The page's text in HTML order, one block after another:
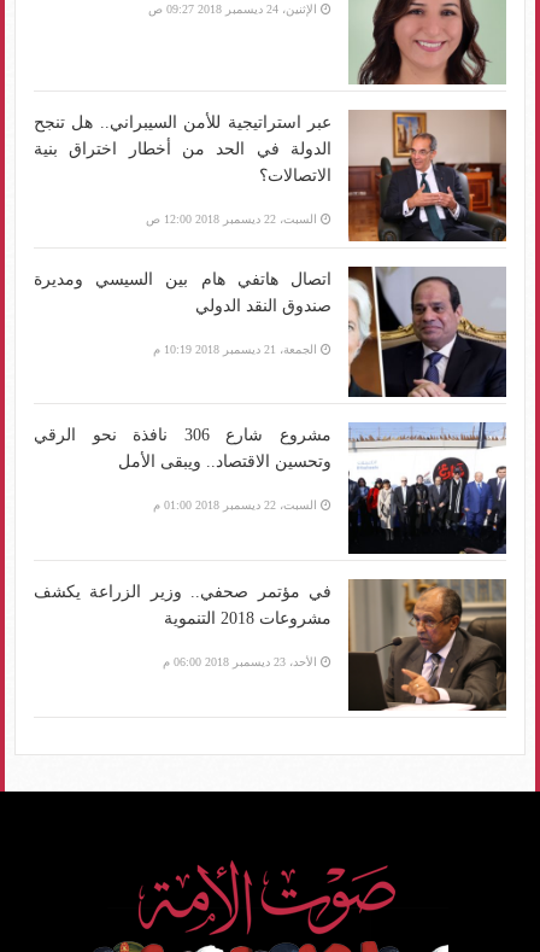
الإثنين، 24 ديسمبر 2018 09:27 ص
عبر استراتيجية للأمن السيبراني.. هل تنجح
الدولة في الحد من أخطار اختراق بنية
الاتصالات؟
السبت، 22 ديسمبر 2018 12:00 ص
اتصال هاتفي هام بين السيسي ومديرة
صندوق النقد الدولي
الجمعة، 21 ديسمبر 2018 10:19 م
مشروع شارع 306 نافذة نحو الرقي
وتحسين الاقتصاد.. ويبقى الأمل
السبت، 22 ديسمبر 2018 01:00 م
في مؤتمر صحفي.. وزير الزراعة يكشف
مشروعات 2018 التنموية
الأحد، 23 ديسمبر 2018 06:00 م